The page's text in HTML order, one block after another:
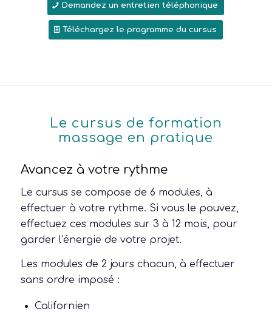
Demandez un entretien téléphonique
Téléchargez le programme du cursus
Le cursus de formation
massage en pratique
Avancez à votre rythme
Le cursus se compose de 6 modules, à
effectuer à votre rythme. Si vous le pouvez,
effectuez ces modules sur 3 à 12 mois, pour
garder l’énergie de votre projet.
Les modules de 2 jours chacun, à effectuer
sans ordre imposé :
Californien